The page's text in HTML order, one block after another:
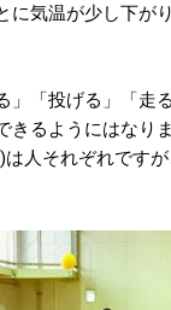
に気温が少し下が
」「投げる」「走る
きるようにはなり
は人それぞれです